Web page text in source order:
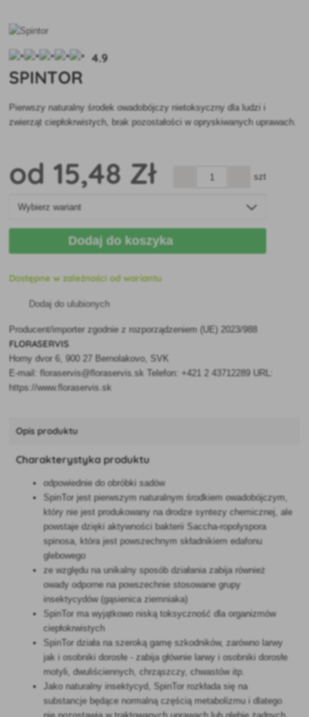
4.9
SPINTOR
Pierwszy naturalny środek owadobójczy nietoksyczny dla ludzi i
zwierząt ciepłokrwistych, brak pozostałości w opryskiwanych uprawach.
od15,48 Zł szt
Dodaj do koszyka
Dostępne w zależności od wariantu
Dodaj do ulubionych
Producent/importer zgodnie z rozporządzeniem (UE) 2023/988
FLORASERVIS
Horny dvor 6, 900 27 Bernolakovo, SVK
E-mail: floraservis@floraservis.sk Telefon: +421 2 43712289 URL:
https://www.floraservis.sk
Opis produktu
Charakterystyka produktu
odpowiednie do obróbki sadów
SpinTor jest pierwszym naturalnym środkiem owadobójczym,
który nie jest produkowany na drodze syntezy chemicznej, ale
powstaje dzięki aktywności bakterii Saccha-ropolyspora
spinosa, która jest powszechnym składnikiem edafonu
glebowego
ze względu na unikalny sposób działania zabija również
owady odporne na powszechnie stosowane grupy
insektycydów (gąsienica ziemniaka)
SpinTor ma wyjątkowo niską toksyczność dla organizmów
ciepłokrwistych
SpinTor działa na szeroką gamę szkodników, zarówno larwy
jak i osobniki dorosłe - zabija głównie larwy i osobniki dorosłe
motyli, dwuliściennych, chrząszczy, chwastów itp.
Jako naturalny insektycyd, SpinTor rozkłada się na
substancje będące normalną częścią metabolizmu i dlatego